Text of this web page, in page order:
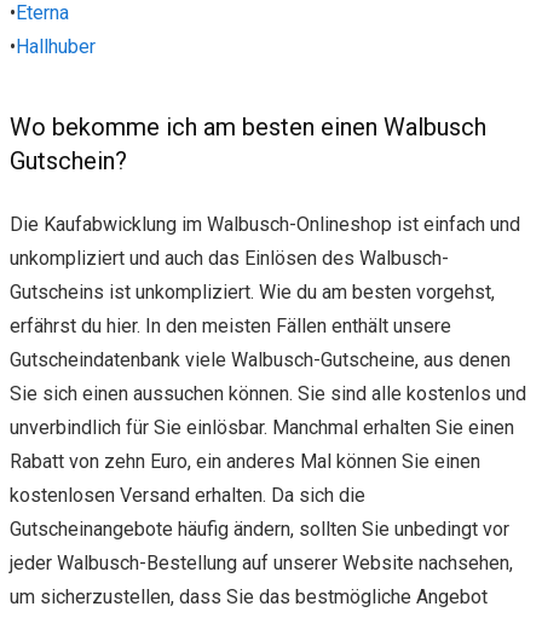
• Eterna
• Hallhuber
Wo bekomme ich am besten einen Walbusch
Gutschein?
Die Kaufabwicklung im Walbusch-Onlineshop ist einfach und
unkompliziert und auch das Einlösen des Walbusch-
Gutscheins ist unkompliziert. Wie du am besten vorgehst,
erfährst du hier. In den meisten Fällen enthält unsere
Gutscheindatenbank viele Walbusch-Gutscheine, aus denen
Sie sich einen aussuchen können. Sie sind alle kostenlos und
unverbindlich für Sie einlösbar. Manchmal erhalten Sie einen
Rabatt von zehn Euro, ein anderes Mal können Sie einen
kostenlosen Versand erhalten. Da sich die
Gutscheinangebote häufig ändern, sollten Sie unbedingt vor
jeder Walbusch-Bestellung auf unserer Website nachsehen,
um sicherzustellen, dass Sie das bestmögliche Angebot